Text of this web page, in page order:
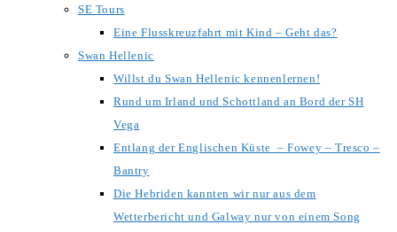
SE Tours
Eine Flusskreuzfahrt mit Kind – Geht das?
Swan Hellenic
Willst du Swan Hellenic kennenlernen!
Rund um Irland und Schottland an Bord der SH
Vega
Entlang der Englischen Küste – Fowey – Tresco –
Bantry
Die Hebriden kannten wir nur aus dem
Wetterbericht und Galway nur von einem Song